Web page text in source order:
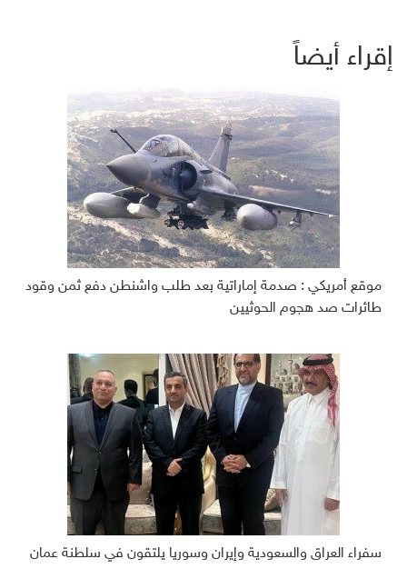
إقراء أيضاً
موقع أمريكي : صدمة إماراتية بعد طلب واشنطن دفع ثمن وقود
طائرات صد هجوم الحوثيين
سفراء العراق والسعودية وإيران وسوريا يلتقون في سلطنة عمان